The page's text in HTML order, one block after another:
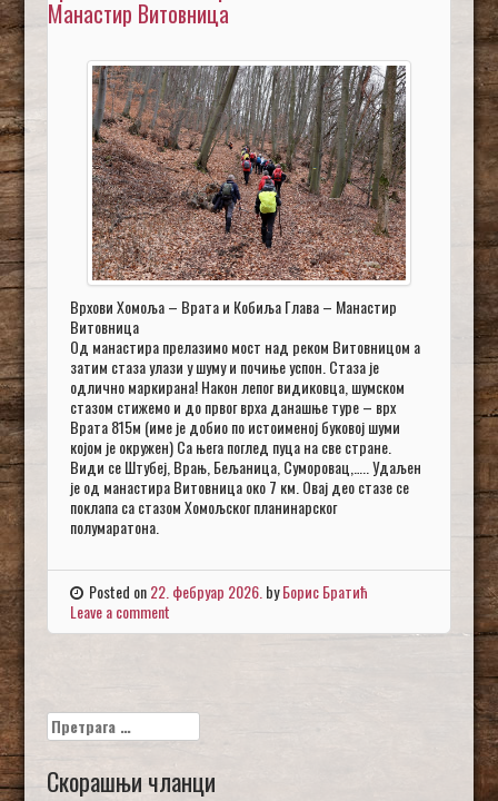
Манастир Витовница
Врхови Хомоља – Врата и Кобиља Глава – Манастир
Витовница
Од манастира прелазимо мост над реком Витовницом а
затим стаза улази у шуму и почиње успон. Стаза је
одлично маркирана! Након лепог видиковца, шумском
стазом стижемо и до првог врха данашње туре – врх
Врата 815м (име је добио по истоименој буковој шуми
којом је окружен) Са њега поглед пуца на све стране.
Види се Штубеј, Врањ, Бељаница, Суморовац,….. Удаљен
је од манастира Витовница око 7 км. Овај део стазе се
поклапа са стазом Хомољског планинарског
полумаратона.
Posted on22. фебруар 2026. byБорис Братић
Leave a comment
Претрага
за:
Скорашњи чланци